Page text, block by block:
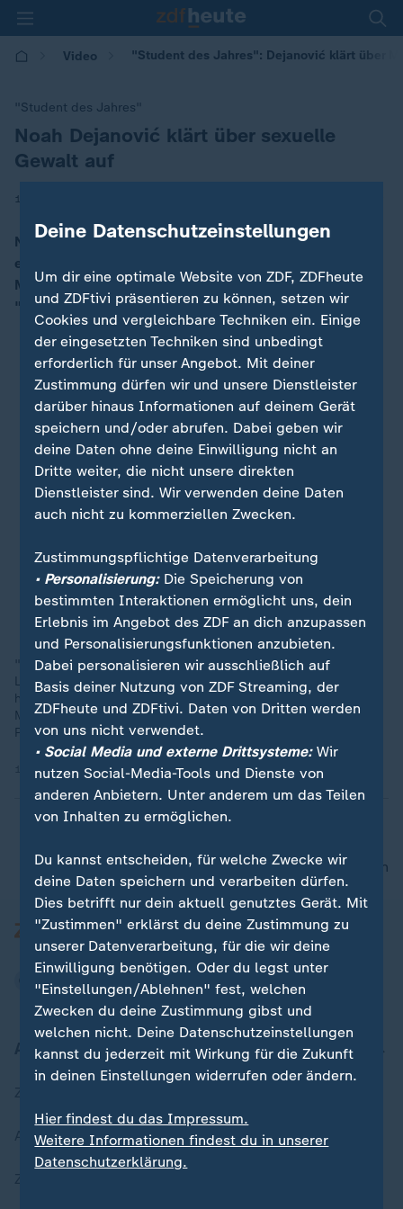
Video "Student des Jahres": Dejanović klärt über
"Student des Jahres"
:Noah Dejanović klärt über sexuelle
Gewalt auf
16.06.2025 | 07:32
Noah Dejanović hat in seiner Kindheit sexuelle Gewalt
erfahren. Als Lehramtsstudent sensibilisiert er jetzt
Mitstudierende – und ist deshalb Deutschlands
"Student des Jahres".
"Weil ich mir als Kind gewünscht hätte, dass meine
Lehrpersonen solche Seminare gehabt hätten, dass sie mir
hätten helfen können", so begründet Dejanović seine
Motivation. Er hofft, dass das Thema Kinderschutz durch den
Preis wieder mehr in die Öffentlichkeit rückt.
16.06.2025 | 1:26 min
nach oben
Aktuell bei ZDFheute
Aktuelle Sendungs-Videos
Deine Datenschutzeinstellungen
Um dir eine optimale Website von ZDF, ZDFheute
und ZDFtivi präsentieren zu können, setzen wir
Cookies und vergleichbare Techniken ein. Einige
der eingesetzten Techniken sind unbedingt
erforderlich für unser Angebot. Mit deiner
Zustimmung dürfen wir und unsere Dienstleister
darüber hinaus Informationen auf deinem Gerät
speichern und/oder abrufen. Dabei geben wir
deine Daten ohne deine Einwilligung nicht an
Dritte weiter, die nicht unsere direkten
Dienstleister sind. Wir verwenden deine Daten
auch nicht zu kommerziellen Zwecken.
Zustimmungspflichtige Datenverarbeitung
• Personalisierung:Die Speicherung von
bestimmten Interaktionen ermöglicht uns, dein
Erlebnis im Angebot des ZDF an dich anzupassen
und Personalisierungsfunktionen anzubieten.
Dabei personalisieren wir ausschließlich auf
Basis deiner Nutzung von ZDF Streaming, der
ZDFheute und ZDFtivi. Daten von Dritten werden
von uns nicht verwendet.
• Social Media und externe Drittsysteme:Wir
nutzen Social-Media-Tools und Dienste von
anderen Anbietern. Unter anderem um das Teilen
von Inhalten zu ermöglichen.
Du kannst entscheiden, für welche Zwecke wir
deine Daten speichern und verarbeiten dürfen.
Dies betrifft nur dein aktuell genutztes Gerät. Mit
"Zustimmen" erklärst du deine Zustimmung zu
unserer Datenverarbeitung, für die wir deine
Einwilligung benötigen. Oder du legst unter
"Einstellungen/Ablehnen" fest, welchen
Zwecken du deine Zustimmung gibst und
welchen nicht. Deine Datenschutzeinstellungen
kannst du jederzeit mit Wirkung für die Zukunft
in deinen Einstellungen widerrufen oder ändern.
Hier findest du das Impressum.
Weitere Informationen findest du in unserer
Datenschutzerklärung.